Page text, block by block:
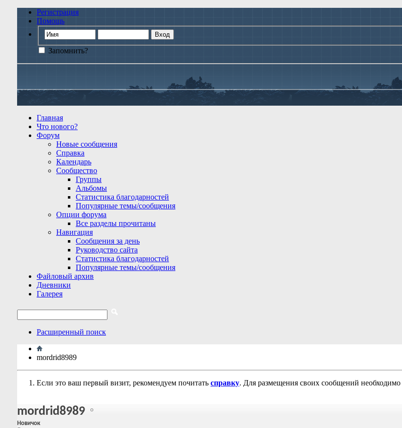
Регистрация
Помощь
Запомнить?
Главная
Что нового?
Форум
Новые сообщения
Справка
Календарь
Сообщество
Группы
Альбомы
Статистика благодарностей
Популярные темы/сообщения
Опции форума
Все разделы прочитаны
Навигация
Сообщения за день
Руководство сайта
Статистика благодарностей
Популярные темы/сообщения
Файловый архив
Дневники
Галерея
Расширенный поиск
mordrid8989
Если это ваш первый визит, рекомендуем почитать справку. Для размещения своих сообщений необходимо
mordrid8989
Новичок